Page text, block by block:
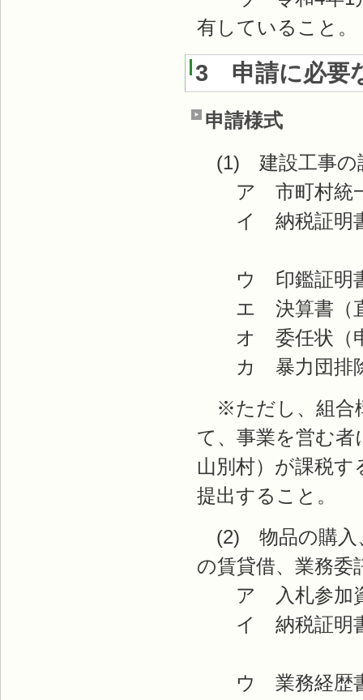
有していること。
3 申請に必要
申請様式
(1) 建設工事の
ア 市町村統
イ 納税証明書
ウ 印鑑証明書
エ 決算書（直
オ 委任状（申
カ 暴力団排除
※ただし、組合
て、事業を営む者
山別村）が課税
提出すること。
(2) 物品の購入
の賃貸借、業務委
ア 入札参加資
イ 納税証明書
ウ 業務経歴書